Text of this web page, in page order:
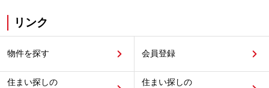
リンク
物件を探す 会員登録
住まい探しの
住まい探しの